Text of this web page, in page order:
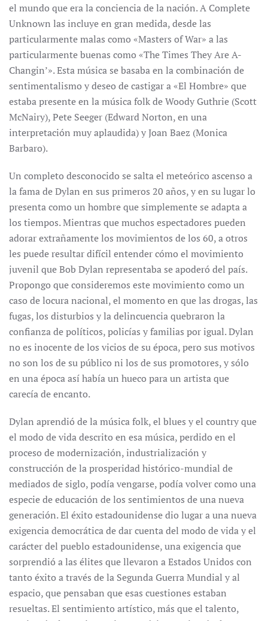
el mundo que era la conciencia de la nación. A Complete
Unknown las incluye en gran medida, desde las
particularmente malas como «Masters of War» a las
particularmente buenas como «The Times They Are A-
Changin’». Esta música se basaba en la combinación de
sentimentalismo y deseo de castigar a «El Hombre» que
estaba presente en la música folk de Woody Guthrie (Scott
McNairy), Pete Seeger (Edward Norton, en una
interpretación muy aplaudida) y Joan Baez (Monica
Barbaro).
Un completo desconocido se salta el meteórico ascenso a
la fama de Dylan en sus primeros 20 años, y en su lugar lo
presenta como un hombre que simplemente se adapta a
los tiempos. Mientras que muchos espectadores pueden
adorar extrañamente los movimientos de los 60, a otros
les puede resultar difícil entender cómo el movimiento
juvenil que Bob Dylan representaba se apoderó del país.
Propongo que consideremos este movimiento como un
caso de locura nacional, el momento en que las drogas, las
fugas, los disturbios y la delincuencia quebraron la
confianza de políticos, policías y familias por igual. Dylan
no es inocente de los vicios de su época, pero sus motivos
no son los de su público ni los de sus promotores, y sólo
en una época así había un hueco para un artista que
carecía de encanto.
Dylan aprendió de la música folk, el blues y el country que
el modo de vida descrito en esa música, perdido en el
proceso de modernización, industrialización y
construcción de la prosperidad histórico-mundial de
mediados de siglo, podía vengarse, podía volver como una
especie de educación de los sentimientos de una nueva
generación. El éxito estadounidense dio lugar a una nueva
exigencia democrática de dar cuenta del modo de vida y el
carácter del pueblo estadounidense, una exigencia que
sorprendió a las élites que llevaron a Estados Unidos con
tanto éxito a través de la Segunda Guerra Mundial y al
espacio, que pensaban que esas cuestiones estaban
resueltas. El sentimiento artístico, más que el talento,